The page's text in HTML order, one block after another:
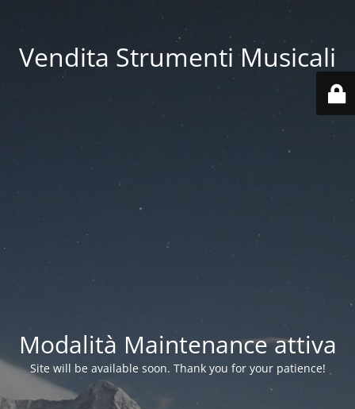
Vendita Strumenti Musicali
Modalità Maintenance attiva
Site will be available soon. Thank you for your patience!